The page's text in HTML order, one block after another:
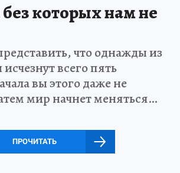
которых нам не
что однажды из
всего пять
вы этого даже не
мир начнет меняться…
ПРОЧИТАТЬ